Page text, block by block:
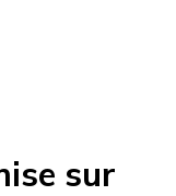
sur